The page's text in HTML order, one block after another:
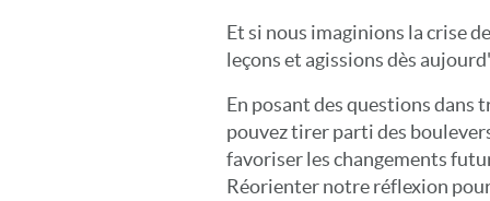
Et si nous imaginions la crise
leçons et agissions dès
En posant des questions dans
pouvez tirer parti des
favoriser les changements
Réorienter notre réflexion